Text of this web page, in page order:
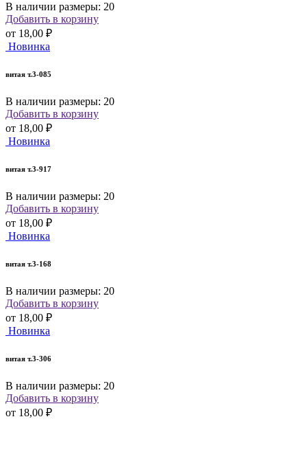
В наличии размеры: 20
Добавить в корзину
от 18,00 ₽
Новинка
витая т.3-085
В наличии размеры: 20
Добавить в корзину
от 18,00 ₽
Новинка
витая т.3-917
В наличии размеры: 20
Добавить в корзину
от 18,00 ₽
Новинка
витая т.3-168
В наличии размеры: 20
Добавить в корзину
от 18,00 ₽
Новинка
витая т.3-306
В наличии размеры: 20
Добавить в корзину
от 18,00 ₽